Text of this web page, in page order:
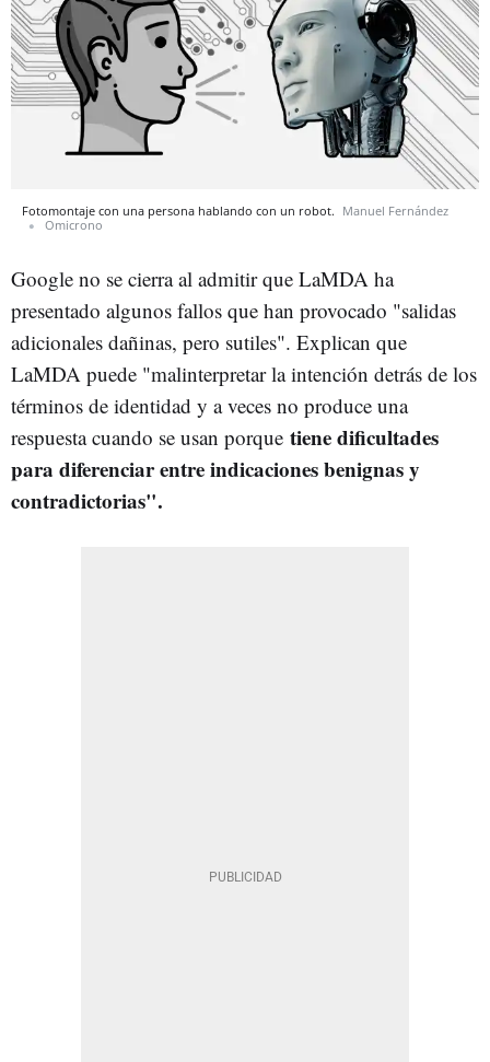
Fotomontaje con una persona hablando con un robot. Manuel Fernández
Omicrono
Google no se cierra al admitir que LaMDA ha
presentado algunos fallos que han provocado "salidas
adicionales dañinas, pero sutiles". Explican que
LaMDA puede "malinterpretar la intención detrás de los
términos de identidad y a veces no produce una
respuesta cuando se usan porque tiene dificultades
para diferenciar entre indicaciones benignas y
contradictorias".